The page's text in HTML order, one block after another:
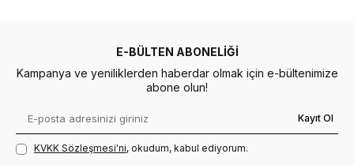
E-BÜLTEN ABONELIĞI
Kampanya ve yeniliklerden haberdar olmak için e-bültenimize
abone olun!
Kayıt Ol
KVKK Sözleşmesi'ni, okudum, kabul ediyorum.